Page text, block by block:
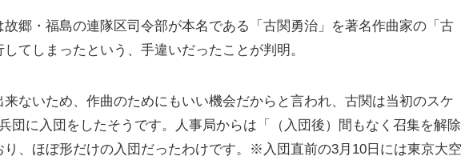
郷・福島の連隊区司令部が本名である「古関勇治」を著名作曲家の「古
てしまったという、手違いだったことが判明。
ないため、作曲のためにもいい機会だからと言われ、古関は当初のスケ
団に入団をしたそうです。人事局からは「（入団後）間もなく召集を解除
、ほぼ形だけの入団だったわけです。※入団直前の3月10日には東京大空